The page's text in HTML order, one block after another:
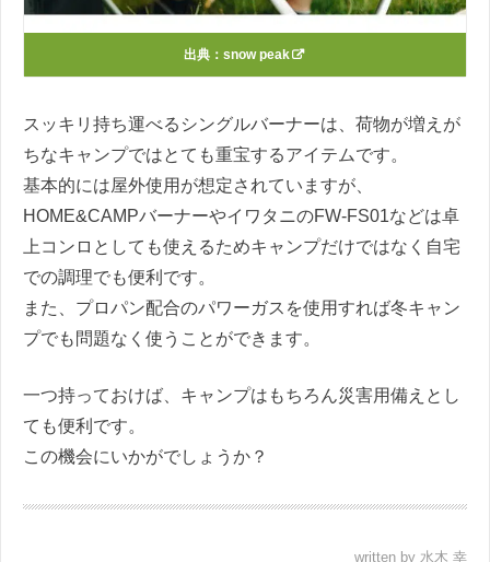
出典： snow peak
スッキリ持ち運べるシングルバーナーは、荷物が増えが
ちなキャンプではとても重宝するアイテムです。
基本的には屋外使用が想定されていますが、
HOME&CAMPバーナーやイワタニのFW-FS01などは卓
上コンロとしても使えるためキャンプだけではなく自宅
での調理でも便利です。
また、プロパン配合のパワーガスを使用すれば冬キャン
プでも問題なく使うことができます。
一つ持っておけば、キャンプはもちろん災害用備えとし
ても便利です。
この機会にいかがでしょうか？
written by 水木 幸